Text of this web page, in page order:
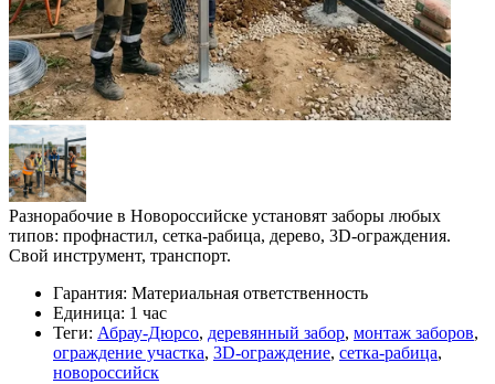
Разнорабочие в Новороссийске установят заборы любых
типов: профнастил, сетка-рабица, дерево, 3D-ограждения.
Свой инструмент, транспорт.
Гарантия: Материальная ответственность
Единица: 1 час
Теги: Абрау-Дюрсо, деревянный забор, монтаж заборов,
ограждение участка, 3D-ограждение, сетка-рабица,
новороссийск